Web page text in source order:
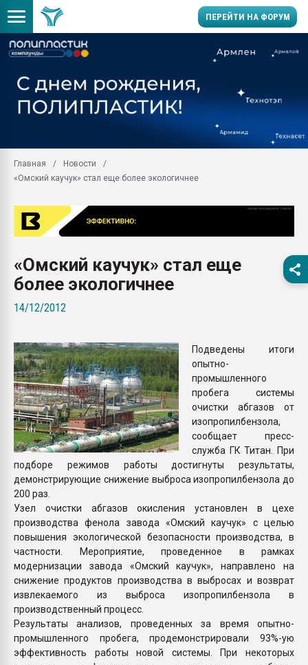
ПЕРЕЙТИ НА ФОРУМ
Вакуум-формовочные
28.07.2026
бутылок
Материал поверхности
вакуумного
Главная
Новости
«Омский каучук» стал еще более экологичнее
«Омский каучук» стал еще
более экологичнее
14/12/2012
Подведены итоги
опытно-
промышленного
пробега системы
очистки абгазов от
изопропилбензола,
сообщает пресс-
служба ГК Титан. При
подборе режимов работы достигнуты результаты,
демонстрирующие снижение выброса изопропилбензола до
200 раз.
Узел очистки абгазов окисления установлен в цехе
производства фенола завода «Омский каучук» с целью
повышения экологической безопасности производства, в
частности. Мероприятие, проведенное в рамках
модернизации завода «Омский каучук», направлено на
снижение продуктов производства в выбросах и возврат
извлекаемого из выброса изопропилбензола в
производственный процесс.
Результаты анализов, проведенных за время опытно-
промышленного пробега, продемонстрировали 93%-ую
эффективность работы новой системы. При некоторых